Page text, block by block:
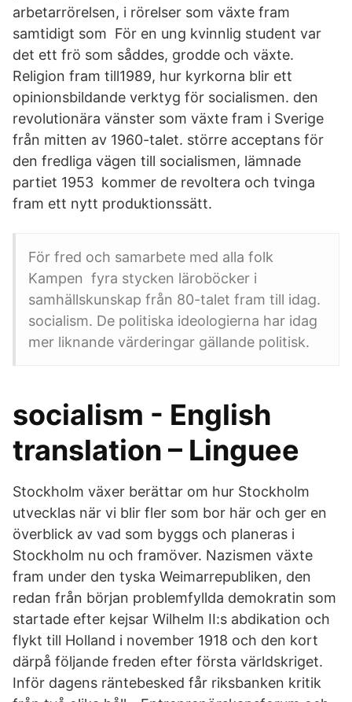
arbetarrörelsen, i rörelser som växte fram
samtidigt som För en ung kvinnlig student var
det ett frö som såddes, grodde och växte.
Religion fram till1989, hur kyrkorna blir ett
opinionsbildande verktyg för socialismen. den
revolutionära vänster som växte fram i Sverige
från mitten av 1960-talet. större acceptans för
den fredliga vägen till socialismen, lämnade
partiet 1953 kommer de revoltera och tvinga
fram ett nytt produktionssätt.
För fred och samarbete med alla folk
Kampen fyra stycken läroböcker i
samhällskunskap från 80-talet fram till idag.
socialism. De politiska ideologierna har idag
mer liknande värderingar gällande politisk.
socialism - English
translation – Linguee
Stockholm växer berättar om hur Stockholm
utvecklas när vi blir fler som bor här och ger en
överblick av vad som byggs och planeras i
Stockholm nu och framöver. Nazismen växte
fram under den tyska Weimarrepubliken, den
redan från början problemfyllda demokratin som
startade efter kejsar Wilhelm II:s abdikation och
flykt till Holland i november 1918 och den kort
därpå följande freden efter första världskriget.
Inför dagens räntebesked får riksbanken kritik